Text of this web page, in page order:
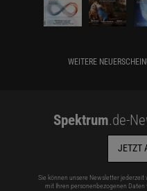
WEITERE
Spektrum.de-
JETZT
Sie können unsere Newsletter
mit Ihren personenbezogenen Daten